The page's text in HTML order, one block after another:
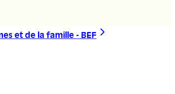
et de la famille - BEF